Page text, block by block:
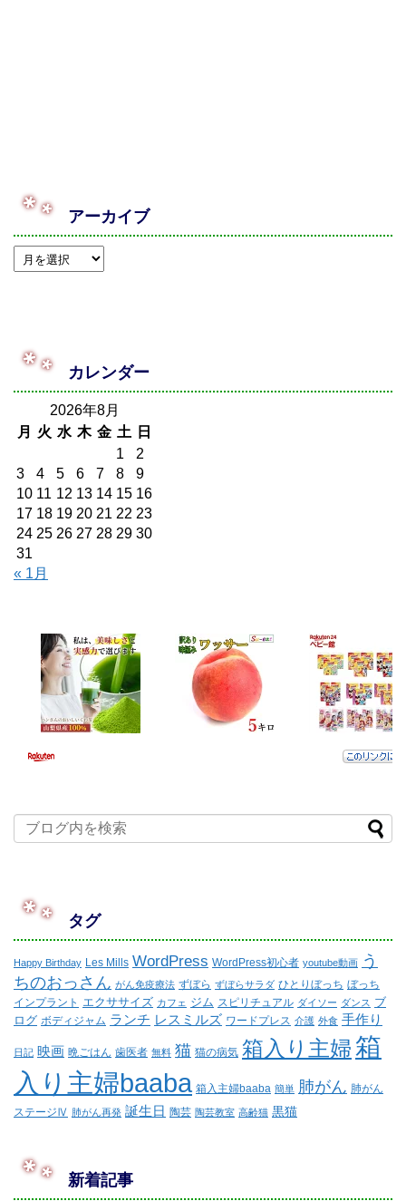
アーカイブ
カレンダー
2026年8月
月
火 水 木 金 土 日
1
2
3
4 5 6 7 8
9
10 11 12 13 14 15 16
17 18 19 20 21 22 23
24 25 26 27 28 29 30
31
« 1月
タグ
Happy Birthday Les Mills WordPress WordPress初心者 youtube動画 う
ちのおっさん がん免疫療法 ずぼら ずぼらサラダ ひとりぼっち ぼっち
インプラント エクササイズ カフェ ジム スピリチュアル ダイソー ダンス ブ
ログ ボディジャム ランチ レスミルズ ワードプレス 介護 外食 手作り
日記 映画 晩ごはん 歯医者 無料 猫 猫の病気 箱入り主婦箱
入り主婦baaba 箱入主婦baaba 簡単 肺がん 肺がん
ステージⅣ 肺がん再発 誕生日 陶芸 陶芸教室 高齢猫 黒猫
新着記事